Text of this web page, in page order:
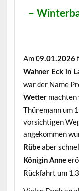
–
Am 09.01.2026
Wahner Eck in
war der Name
Wettermachten
Thünemann um
vorsichtigen
angekommen
Rübeaber
Königin Anne
Rückfahrt um